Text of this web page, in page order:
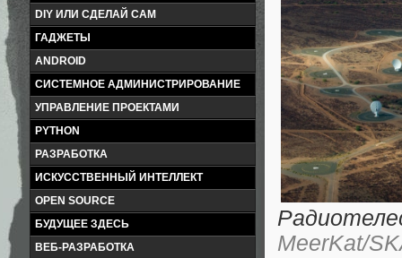
DIY ИЛИ СДЕЛАЙ САМ
ГАДЖЕТЫ
ANDROID
СИСТЕМНОЕ АДМИНИСТРИРОВАНИЕ
УПРАВЛЕНИЕ ПРОЕКТАМИ
PYTHON
РАЗРАБОТКА
ИСКУССТВЕННЫЙ ИНТЕЛЛЕКТ
OPEN SOURCE
БУДУЩЕЕ ЗДЕСЬ
ВЕБ-РАЗРАБОТКА
MeerKat/